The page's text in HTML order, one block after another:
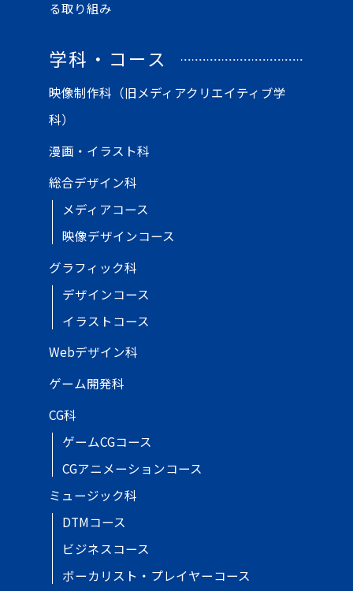
る取り組み
学科・コース
映像制作科（旧メディアクリエイティブ学
科）
漫画・イラスト科
総合デザイン科
メディアコース
映像デザインコース
グラフィック科
デザインコース
イラストコース
Webデザイン科
ゲーム開発科
CG科
ゲームCGコース
CGアニメーションコース
ミュージック科
DTMコース
ビジネスコース
ボーカリスト・プレイヤーコース